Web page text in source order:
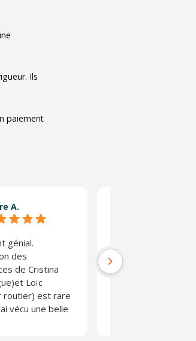
Ils
paiement
A.
génial.
des
de Cristina
Loïc
routier) est rare
vécu une belle
l'on prend
risques d'une